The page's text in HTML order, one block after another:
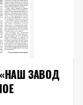
ЗАВОД